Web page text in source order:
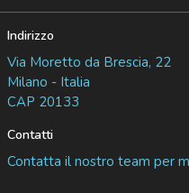
Indirizzo
Via Moretto da Brescia, 22
Milano - Italia
CAP 20133
Contatti
Contatta il nostro team per